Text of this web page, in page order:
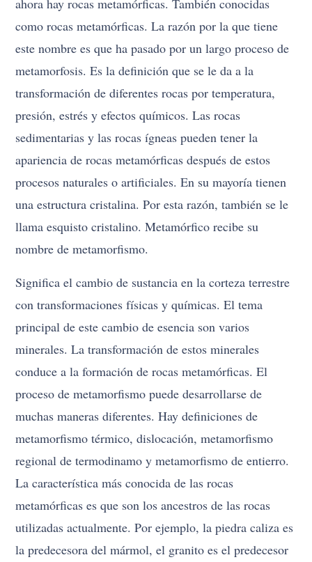
como rocas metamórficas. La razón por la que tiene
este nombre es que ha pasado por un largo proceso de
metamorfosis. Es la definición que se le da a la
transformación de diferentes rocas por temperatura,
presión, estrés y efectos químicos. Las rocas
sedimentarias y las rocas ígneas pueden tener la
apariencia de rocas metamórficas después de estos
procesos naturales o artificiales. En su mayoría tienen
una estructura cristalina. Por esta razón, también se le
llama esquisto cristalino. Metamórfico recibe su
nombre de metamorfismo.
Significa el cambio de sustancia en la corteza terrestre
con transformaciones físicas y químicas. El tema
principal de este cambio de esencia son varios
minerales. La transformación de estos minerales
conduce a la formación de rocas metamórficas. El
proceso de metamorfismo puede desarrollarse de
muchas maneras diferentes. Hay definiciones de
metamorfismo térmico, dislocación, metamorfismo
regional de termodinamo y metamorfismo de entierro.
La característica más conocida de las rocas
metamórficas es que son los ancestros de las rocas
utilizadas actualmente. Por ejemplo, la piedra caliza es
la predecesora del mármol, el granito es el predecesor